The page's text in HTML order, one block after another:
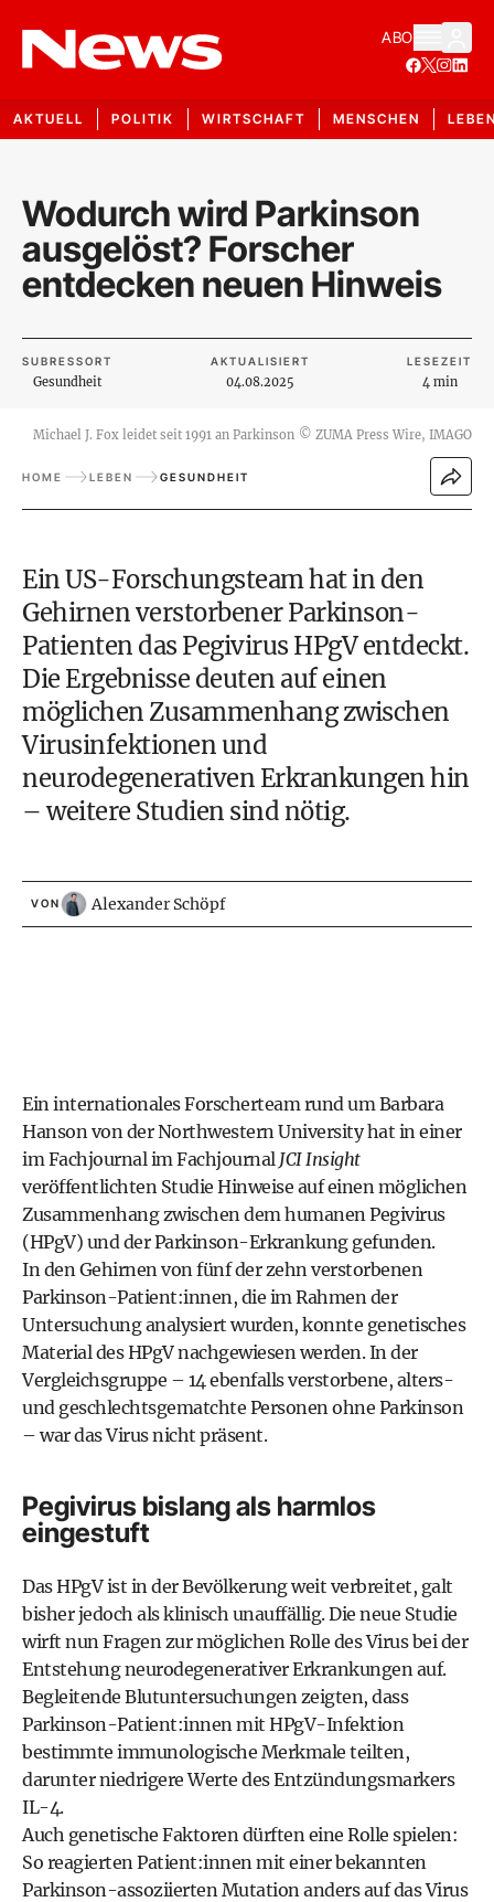
ABO
AKTUELL POLITIK WIRTSCHAFT MENSCHEN
Wodurch wird Parkinson
ausgelöst? Forscher
entdecken neuen Hinweis
SUBRESSORT
Gesundheit
AKTUALISIERT
04.08.2025
LESEZEIT
4 min
Michael J. Fox leidet seit 1991 an Parkinson © ZUMA Press Wire, IMAGO
HOME LEBEN GESUNDHEIT
Ein US-Forschungsteam hat in den
Gehirnen verstorbener Parkinson-
Patienten das Pegivirus HPgV entdeckt.
Die Ergebnisse deuten auf einen
möglichen Zusammenhang zwischen
Virusinfektionen und
neurodegenerativen Erkrankungen hin
– weitere Studien sind nötig.
VON Alexander Schöpf
Ein internationales Forscherteam rund um Barbara
Hanson von der Northwestern University hat in einer
im Fachjournalim Fachjournal JCI Insight
veröffentlichten Studie Hinweise auf einen möglichen
Zusammenhang zwischen dem humanen Pegivirus
(HPgV) und der Parkinson-Erkrankung gefunden.
In den Gehirnen von fünf der zehn verstorbenen
Parkinson-Patient:innen, die im Rahmen der
Untersuchung analysiert wurden, konnte genetisches
Material des HPgV nachgewiesen werden. In der
Vergleichsgruppe – 14 ebenfalls verstorbene, alters-
und geschlechtsgematchte Personen ohne Parkinson
– war das Virus nicht präsent.
Pegivirus bislang als harmlos
eingestuft
Das HPgV ist in der Bevölkerung weit verbreitet, galt
bisher jedoch als klinisch unauffällig. Die neue Studie
wirft nun Fragen zur möglichen Rolle des Virus bei der
Entstehung neurodegenerativer Erkrankungen auf.
Begleitende Blutuntersuchungen zeigten, dass
Parkinson-Patient:innen mit HPgV-Infektion
bestimmte immunologische Merkmale teilten,
darunter niedrigere Werte des Entzündungsmarkers
IL-4.
Auch genetische Faktoren dürften eine Rolle spielen:
So reagierten Patient:innen mit einer bekannten
Parkinson-assoziierten Mutation anders auf das Virus